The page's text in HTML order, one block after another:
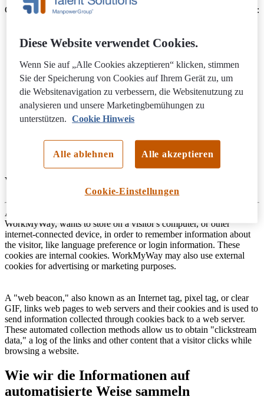
Gehen Sie zu einem der folgenden Abschnitte, um mehr zu erfahren:
Wie wir die Informationen auf automatisierte Weise sammeln
Cookies list
Cookies von Drittanbietern
Profilerstellung
Third-party sites
Profilerstellung
Links zu Websites, Anwendungen und Diensten von
Drittanbietern
How to contact us?
Was sind Cookies?
A "cookie" is a small text file containing data that a website, like
WorkMyWay, wants to store on a visitor's computer, or other
internet-connected device, in order to remember information about
the visitor, like language preference or login information. These
cookies are internal cookies. WorkMyWay may also use external
cookies for advertising or marketing purposes.
A "web beacon," also known as an Internet tag, pixel tag, or clear
GIF, links web pages to web servers and their cookies and is used to
send information collected through cookies back to a web server.
These automated collection methods allow us to obtain "clickstream
data," a log of the links and other content that a visitor clicks while
browsing a website.
Wie wir die Informationen auf
automatisierte Weise sammeln
Diese Website verwendet Cookies.
Wenn Sie auf „Alle Cookies akzeptieren“ klicken, stimmen
Sie der Speicherung von Cookies auf Ihrem Gerät zu, um
die Websitenavigation zu verbessern, die Websitenutzung zu
analysieren und unsere Marketingbemühungen zu
unterstützen.
Cookie Hinweis
Alle ablehnen Alle akzeptieren
Cookie-Einstellungen